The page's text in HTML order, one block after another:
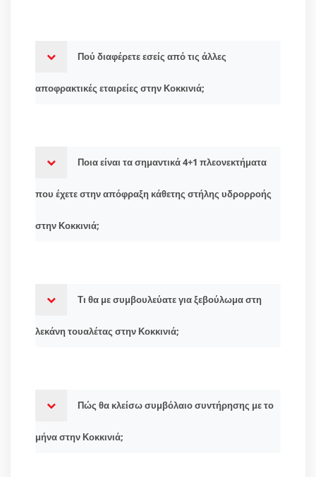
Πού διαφέρετε εσείς από τις άλλες
αποφρακτικές εταιρείες στην Κοκκινιά;
Ποια είναι τα σημαντικά 4+1 πλεονεκτήματα
που έχετε στην απόφραξη κάθετης στήλης υδρορροής
στην Κοκκινιά;
Τι θα με συμβουλεύατε για ξεβούλωμα στη
λεκάνη τουαλέτας στην Κοκκινιά;
Πώς θα κλείσω συμβόλαιο συντήρησης με το
μήνα στην Κοκκινιά;